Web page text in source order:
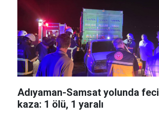
Adıyaman-Samsat yolunda feci
kaza: 1 ölü, 1 yaralı